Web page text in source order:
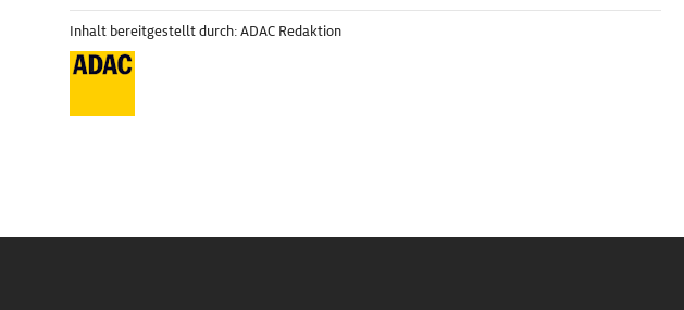
Inhalt bereitgestellt durch: ADAC Redaktion